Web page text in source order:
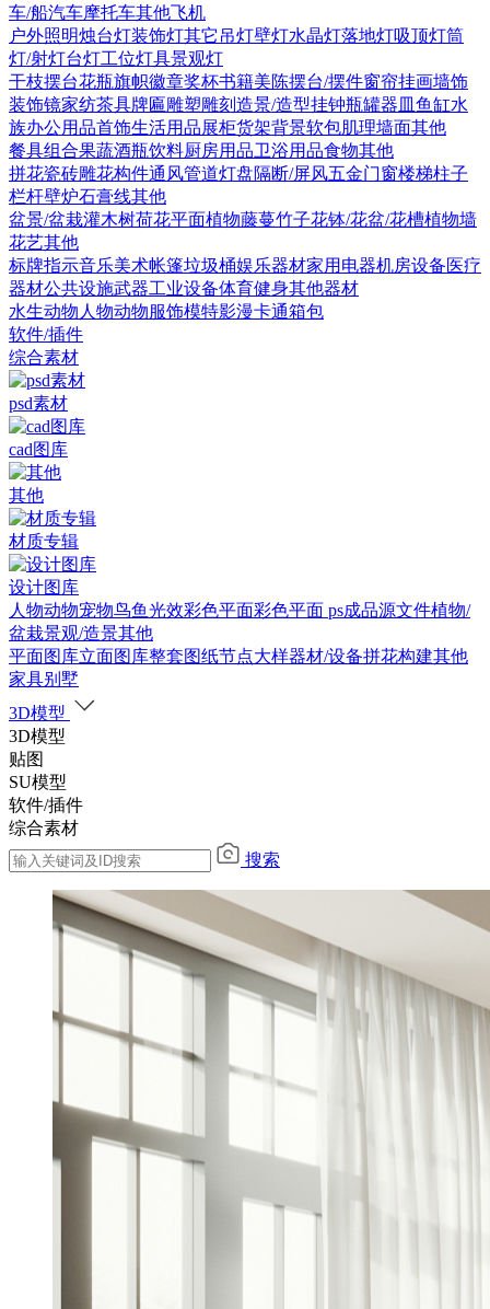
车/船汽车摩托车其他飞机
户外照明烛台灯装饰灯其它 吊灯壁灯水晶灯落地灯吸顶灯筒
灯/射灯台灯工位灯具景观灯
干枝摆台花瓶旗帜徽章奖杯书籍美陈摆台/摆件窗帘挂画墙饰
装饰镜家纺茶具牌匾雕塑雕刻 造景/造型挂钟瓶罐器皿 鱼缸水
族办公用品首饰生活用品展柜货架背景软包肌理墙面其他
餐具组合果蔬酒瓶饮料厨房用品卫浴用品食物其他
拼花瓷砖雕花构件通风管道灯盘隔断/屏风五金门窗楼梯柱子
栏杆壁炉石膏线其他
盆景/盆栽灌木树荷花平面植物藤蔓竹子花钵/花盆/花槽植物墙
花艺其他
标牌指示音乐美术帐篷垃圾桶娱乐器材家用电器机房设备医疗
器材公共设施武器工业设备体育健身其他器材
水生动物 人物动物服饰模特影漫卡通箱包
软件/插件
综合素材
psd素材
cad图库
其他
材质专辑
设计图库
人物动物宠物鸟鱼光效彩色平面彩色平面 ps成品源文件植物/
盆栽景观/造景其他
平面图库立面图库整套图纸节点大样器材/设备拼花构建其他
家具别墅
3D模型
3D模型
贴图
SU模型
软件/插件
综合素材
搜索